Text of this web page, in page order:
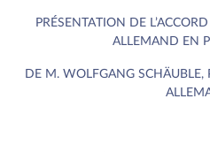
PRÉSENTATION DE
ALLEMAND EN
DE M. WOLFGANG SCHÄUBLE,